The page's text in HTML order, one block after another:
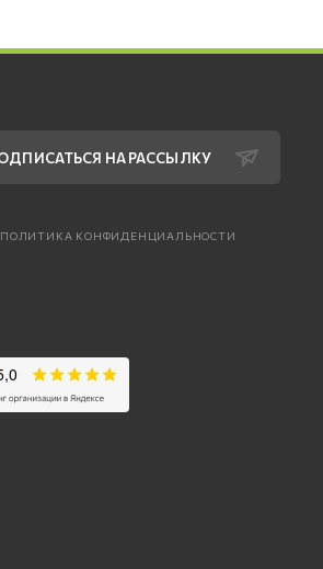
НА РАССЫЛКУ
ПОЛИТИКА КОНФИДЕНЦИАЛЬНОСТИ